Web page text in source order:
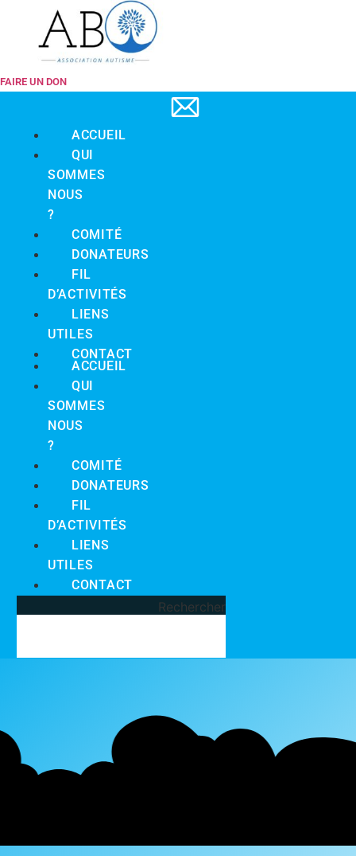
FAIRE UN DON
ACCUEIL
QUI
SOMMES
NOUS
?
COMITÉ
DONATEURS
FIL
D’ACTIVITÉS
LIENS
UTILES
CONTACT
ACCUEIL
QUI
SOMMES
NOUS
?
COMITÉ
DONATEURS
FIL
D’ACTIVITÉS
LIENS
UTILES
CONTACT
Rechercher